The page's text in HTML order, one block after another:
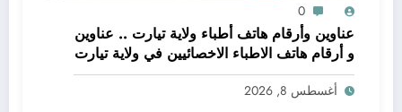
0
عناوين وأرقام هاتف أطباء ولاية تيارت .. عناوين
و أرقام هاتف الاطباء الاخصائيين في ولاية تيارت
أغسطس 8, 2026